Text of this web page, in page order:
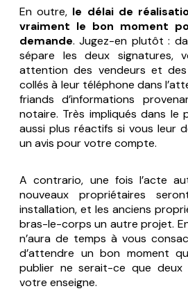
En outre, le délai de
vraiment le bon moment
demande. Jugez-en plutôt :
sépare les deux signatures,
attention des vendeurs et
collés à leur téléphone dans
friands d’informations
notaire. Très impliqués dans le
aussi plus réactifs si vous leur
un avis pour votre compte.
A contrario, une fois l’acte
nouveaux propriétaires
installation, et les anciens
bras-le-corps un autre projet.
n’aura de temps à vous
d’attendre un bon moment
publier ne serait-ce que
votre enseigne.